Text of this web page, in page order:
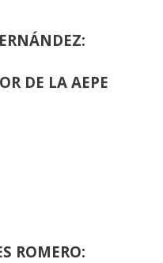
DE LA AEPE
ROMERO: